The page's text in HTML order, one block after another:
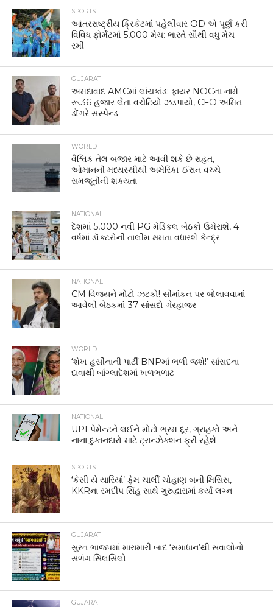
SPORTS
આંતરરાષ્ટ્રીય ક્રિકેટમાં પહેલીવાર OD એ પૂર્ણ કરી
વિવિધ ફોર્મેટમાં 5,000 મેચ: ભારતે સૌથી વધુ મેચ
રમી
GUJARAT
અમદાવાદ AMCમાં લાંચકાંડ: ફાયર NOCના નામે
રૂ.36 હજાર લેતા વચેટિયો ઝડપાયો, CFO અમિત
ડોંગરે સસ્પેન્ડ
WORLD
વૈશ્વિક તેલ બજાર માટે આવી શકે છે રાહત,
ઓમાનની મધ્યસ્થીથી અમેરિકા-ઈરાન વચ્ચે
સમજૂતીની શક્યતા
NATIONAL
દેશમાં 5,000 નવી PG મેડિકલ બેઠકો ઉમેરાશે, 4
વર્ષમાં ડૉક્ટરોની તાલીમ ક્ષમતા વધારશે કેન્દ્ર
NATIONAL
CM વિજયને મોટો ઝટકો! સીમાંકન પર બોલાવવામાં
આવેલી બેઠકમાં 37 સાંસદો ગેરહાજર
WORLD
‘શેખ હસીનાની પાર્ટી BNPમાં ભળી જશે!’ સાંસદના
દાવાથી બાંગ્લાદેશમાં ખળભળાટ
NATIONAL
UPI પેમેન્ટને લઈને મોટો ભ્રમ દૂર, ગ્રાહકો અને
નાના દુકાનદારો માટે ટ્રાન્ઝેક્શન ફ્રી રહેશે
SPORTS
‘કેસી યે યારિયાં’ ફેમ ચાર્લી ચોહાણ બની મિસિસ,
KKRના રમદીપ સિંહ સાથે ગુરુદ્વારામાં કર્યા લગ્ન
GUJARAT
સુરત ભાજપમાં મારામારી બાદ ‘સમાધાન’થી સવાલોનો
સળંગ સિલસિલો
GUJARAT